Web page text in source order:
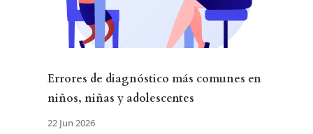
Errores de diagnóstico más comunes en
niños, niñas y adolescentes
22 Jun 2026